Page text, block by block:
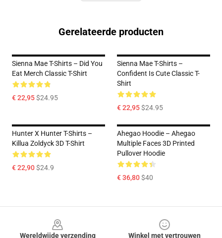
Gerelateerde producten
Sienna Mae T-Shirts – Did You
Eat Merch Classic T-Shirt
€ 22,95$24.95
Sienna Mae T-Shirts –
Confident Is Cute Classic T-
Shirt
€ 22,95$24.95
Hunter X Hunter T-Shirts –
Killua Zoldyck 3D T-Shirt
€ 22,90$24.9
Ahegao Hoodie – Ahegao
Multiple Faces 3D Printed
Pullover Hoodie
€ 36,80$40
Wereldwijde verzending
Winkel met vertrouwen